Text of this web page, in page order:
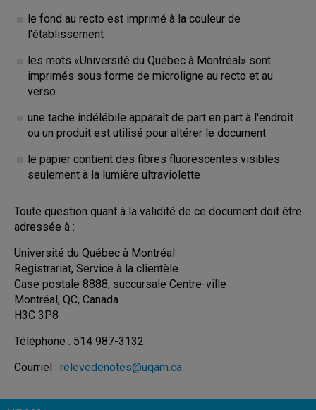
le fond au recto est imprimé à la couleur de
l'établissement
les mots «Université du Québec à Montréal» sont
imprimés sous forme de microligne au recto et au
verso
une tache indélébile apparaît de part en part à l'endroit
ou un produit est utilisé pour altérer le document
le papier contient des fibres fluorescentes visibles
seulement à la lumière ultraviolette
Toute question quant à la validité de ce document doit être
adressée à :
Université du Québec à Montréal
Registrariat, Service à la clientèle
Case postale 8888, succursale Centre-ville
Montréal, QC, Canada
H3C 3P8
Téléphone : 514 987-3132
Courriel : relevedenotes@uqam.ca